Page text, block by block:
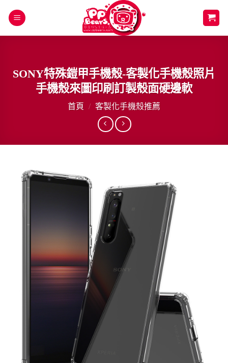
SONY特殊鎧甲手機殼-客製化手機殼照片
手機殼來圖印刷訂製殼面硬邊軟
首頁 / 客製化手機殼推薦